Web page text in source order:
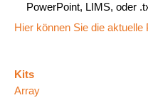
PowerPoint, LIMS, oder
Hier können Sie die
Kits
Array